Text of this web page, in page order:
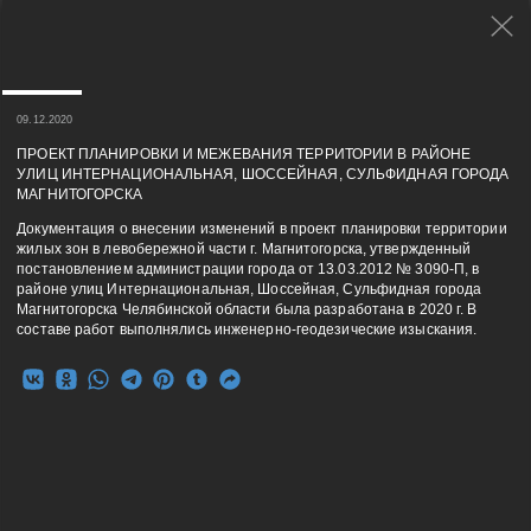
09.12.2020
ПРОЕКТ ПЛАНИРОВКИ И МЕЖЕВАНИЯ ТЕРРИТОРИИ В РАЙОНЕ
УЛИЦ ИНТЕРНАЦИОНАЛЬНАЯ, ШОССЕЙНАЯ, СУЛЬФИДНАЯ ГОРОДА
МАГНИТОГОРСКА
Документация о внесении изменений в проект планировки территории
жилых зон в левобережной части г. Магнитогорска, утвержденный
постановлением администрации города от 13.03.2012 № 3090-П, в
районе улиц Интернациональная, Шоссейная, Сульфидная города
Магнитогорска Челябинской области была разработана в 2020 г. В
составе работ выполнялись инженерно-геодезические изыскания.